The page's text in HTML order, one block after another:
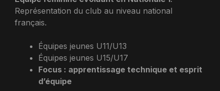
Représentation du club au niveau national
français.
Équipes jeunes U11/U13
Équipes jeunes U15/U17
Focus : apprentissage technique et esprit
d’équipe